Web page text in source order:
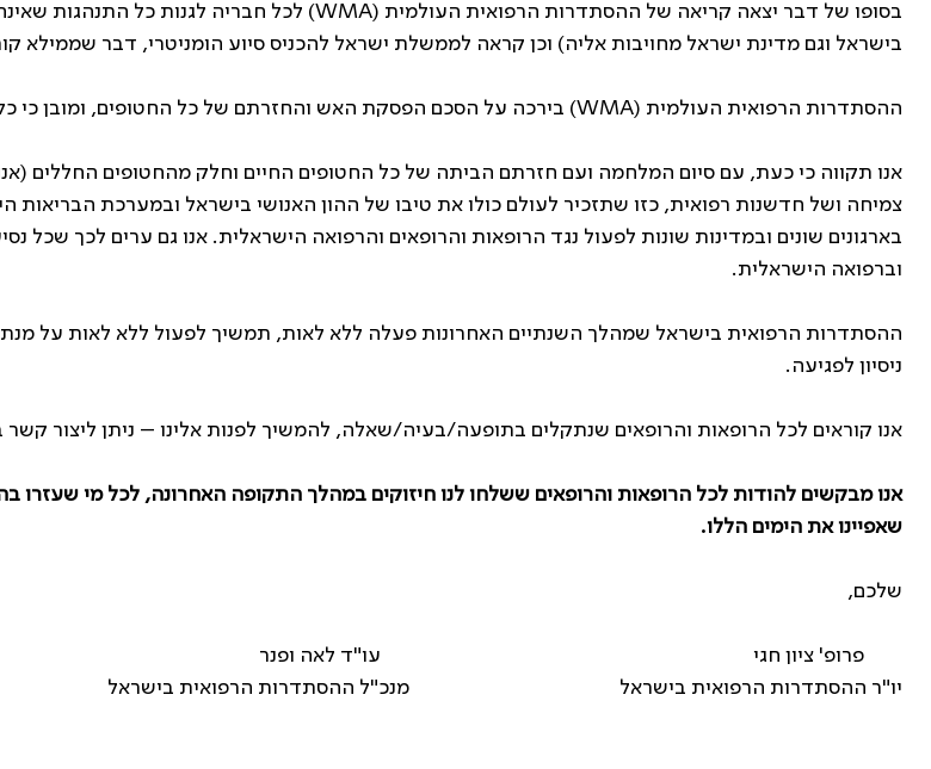
בסופו של דבר יצאה קריאה של ההסתדרות הרפואית העולמית (WMA) לכל חבריה לגנות כל התנהגות
בישראל וגם מדינת ישראל מחויבות אליה) וכן קראה לממשלת ישראל להכניס סיוע הומניטרי, דבר
ההסתדרות הרפואית העולמית (WMA) בירכה על הסכם הפסקת האש והחזרתם של כל החטופים, ומובן כי
אנו תקווה כי כעת, עם סיום המלחמה ועם חזרתם הביתה של כל החטופים החיים וחלק מהחטופים החללים
צמיחה ושל חדשנות רפואית, כזו שתזכיר לעולם כולו את טיבו של ההון האנושי בישראל ובמערכת הבריאות
בארגונים שונים ובמדינות שונות לפעול נגד הרופאות והרופאים והרפואה הישראלית. אנו גם ערים לכך שכל
וברפואה הישראלית.
ההסתדרות הרפואית בישראל שמהלך השנתיים האחרונות פעלה ללא לאות, תמשיך לפעול ללא לאות על
ניסיון לפגיעה.
אנו קוראים לכל הרופאות והרופאים שנתקלים בתופעה/בעיה/שאלה, להמשיך לפנות אלינו – ניתן ליצור קשר בעניין
אנו מבקשים להודות לכל הרופאות והרופאים ששלחו לנו חיזוקים במהלך התקופה האחרונה, לכל מי שעזרו
שאפיינו את הימים הללו.
שלכם,
פרופ' ציון חגי עו"ד לאה ופנר
יו"ר ההסתדרות הרפואית בישראל מנכ"ל ההסתדרות הרפואית בישראל